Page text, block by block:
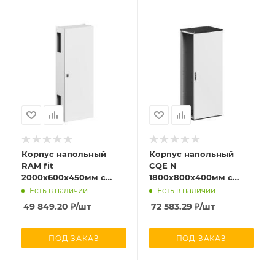
Корпус напольный
RAM fit
2000х600х450мм с
боков. вырезами DKC
R6NFW206045F
Есть в наличии
49 849.20 ₽/шт
ПОД ЗАКАЗ
Корпус напольный
CQE N
1800х800х400мм с
одностворчат. дверью
и с задн. панелью
собран. RAM block DKC
Есть в наличии
72 583.29₽/шт
ПОД ЗАКАЗ